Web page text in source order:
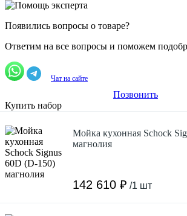
Появились вопросы о товаре?
Ответим на все вопросы и поможем
Чат на сайте
Позвонить
Купить набор
Мойка кухонная Schock
магнолия
142 610 ₽ /1 шт